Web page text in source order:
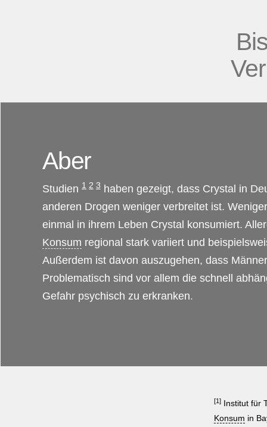
Aber
Studien 1 2 3 haben gezeigt, dass Crystal in
anderen Drogen weniger verbreitet ist.
einmal in ihrem Leben Crystal konsumiert.
Konsum regional stark variiert und
Außerdem ist davon auszugehen, dass
Problematisch sind vor allem die schnell
Gefahr psychisch zu erkranken.
[1] Institut für
Konsum in